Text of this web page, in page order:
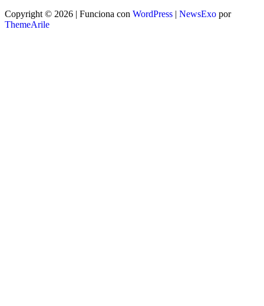
Copyright © 2026 | Funciona con WordPress | NewsExo por
ThemeArile